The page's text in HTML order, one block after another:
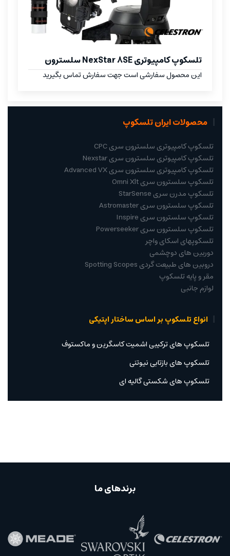
تلسکوپ کامپیوتری NexStar 8SE سلسترون
این محصول سفارشی است جهت سفارش تماس بگیرید
محصولات ایران تلسکوپ
تلسکوپ کامپیوتری سلسترون سری CPC
تلسکوپ کامپیوتری سلسترون سری Nexstar
تلسکوپ کامپیوتری سلسترون سری Advanced VX
تلسکوپ سلسترون سری Omni Xlt
تلسکوپ مدرن سری StarSense
تلسکوپ سلسترون سری Astromaster
تلسکوپ سلسترون سری Inspire
تلسکوپ سلسترون سری Powerseeker
تلسکوپهای اسکای واچر
دوربین های دوچشمی
دروبین های طبیعت گردی Spotting Scopes
مقر و پایه تلسکوپ
لوازم جانبی
انواع تلسکوپ بر اساس ساختار اپتیکی
تلسکوپ های ترکیبی اشمیت کاسگرین و ماکستوف
تلسکوپ های بازتابی نیوتنی
تلسکوپ های شکستی گالیه ای
برندهای ما